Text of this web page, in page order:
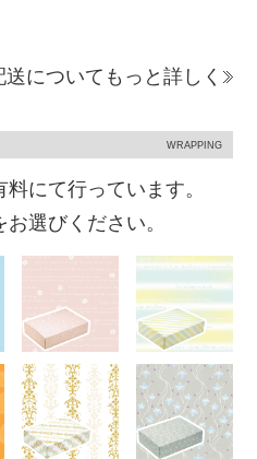
送についてもっと詳しく
WRAPPING
にて行っています。
選びください。